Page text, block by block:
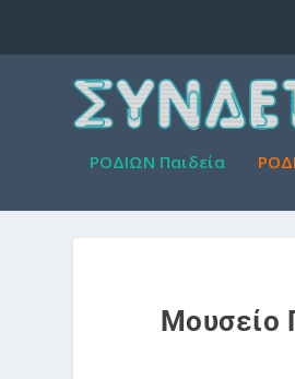
ΡΟΔΙΩΝ Παιδεία
Μουσείο